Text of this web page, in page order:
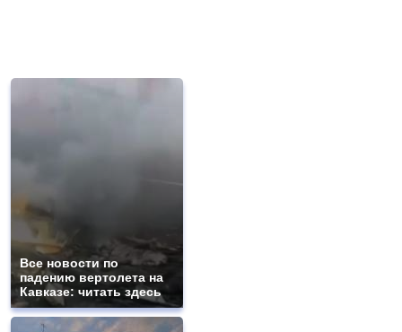
Все новости по
падению вертолета на
Кавказе: читать здесь